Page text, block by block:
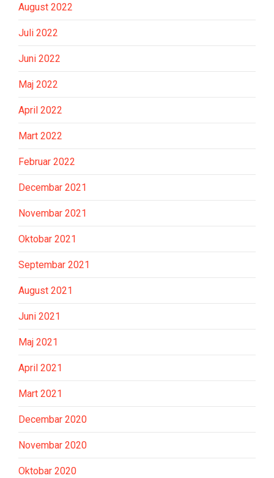
August 2022
Juli 2022
Juni 2022
Maj 2022
April 2022
Mart 2022
Februar 2022
Decembar 2021
Novembar 2021
Oktobar 2021
Septembar 2021
August 2021
Juni 2021
Maj 2021
April 2021
Mart 2021
Decembar 2020
Novembar 2020
Oktobar 2020